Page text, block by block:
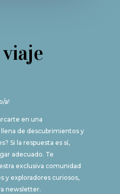
a!
en una
de descubrimientos y
Si la respuesta es sí,
adecuado. Te
exclusiva comunidad
y exploradores curiosos,
newsletter.